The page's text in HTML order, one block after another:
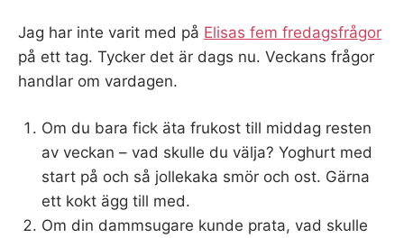
Jag har inte varit med på Elisas fem fredagsfrågor
på ett tag. Tycker det är dags nu. Veckans frågor
handlar om vardagen.
Om du bara fick äta frukost till middag resten
av veckan – vad skulle du välja? Yoghurt med
start på och så jollekaka smör och ost. Gärna
ett kokt ägg till med.
Om din dammsugare kunde prata, vad skulle